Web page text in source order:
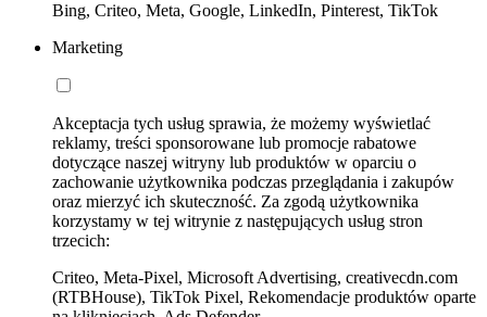
Bing, Criteo, Meta, Google, LinkedIn, Pinterest, TikTok
Marketing
Akceptacja tych usług sprawia, że możemy wyświetlać
reklamy, treści sponsorowane lub promocje rabatowe
dotyczące naszej witryny lub produktów w oparciu o
zachowanie użytkownika podczas przeglądania i zakupów
oraz mierzyć ich skuteczność. Za zgodą użytkownika
korzystamy w tej witrynie z następujących usług stron
trzecich:
Criteo, Meta-Pixel, Microsoft Advertising, creativecdn.com
(RTBHouse), TikTok Pixel, Rekomendacje produktów oparte